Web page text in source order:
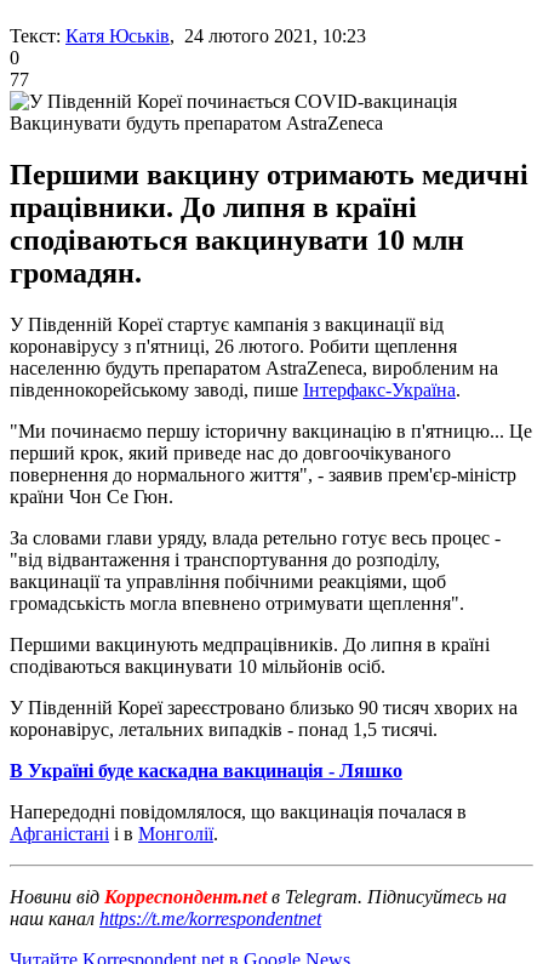
Текст: Катя Юськів, 24 лютого 2021, 10:23
0
77
Вакцинувати будуть препаратом AstraZeneca
Першими вакцину отримають медичні
працівники. До липня в країні
сподіваються вакцинувати 10 млн
громадян.
У Південній Кореї стартує кампанія з вакцинації від
коронавірусу з п'ятниці, 26 лютого. Робити щеплення
населенню будуть препаратом AstraZeneca, виробленим на
південнокорейському заводі, пише Інтерфакс-Україна.
"Ми починаємо першу історичну вакцинацію в п'ятницю... Це
перший крок, який приведе нас до довгоочікуваного
повернення до нормального життя", - заявив прем'єр-міністр
країни Чон Се Гюн.
За словами глави уряду, влада ретельно готує весь процес -
"від відвантаження і транспортування до розподілу,
вакцинації та управління побічними реакціями, щоб
громадськість могла впевнено отримувати щеплення".
Першими вакцинують медпрацівників. До липня в країні
сподіваються вакцинувати 10 мільйонів осіб.
У Південній Кореї зареєстровано близько 90 тисяч хворих на
коронавірус, летальних випадків - понад 1,5 тисячі.
В Україні буде каскадна вакцинація - Ляшко
Напередодні повідомлялося, що вакцинація почалася в
Афганістані і в Монголії.
Новини від Корреспондент.netв Telegram. Підписуйтесь на
наш канал https://t.me/korrespondentnet
Читайте Korrespondent.net в Google News